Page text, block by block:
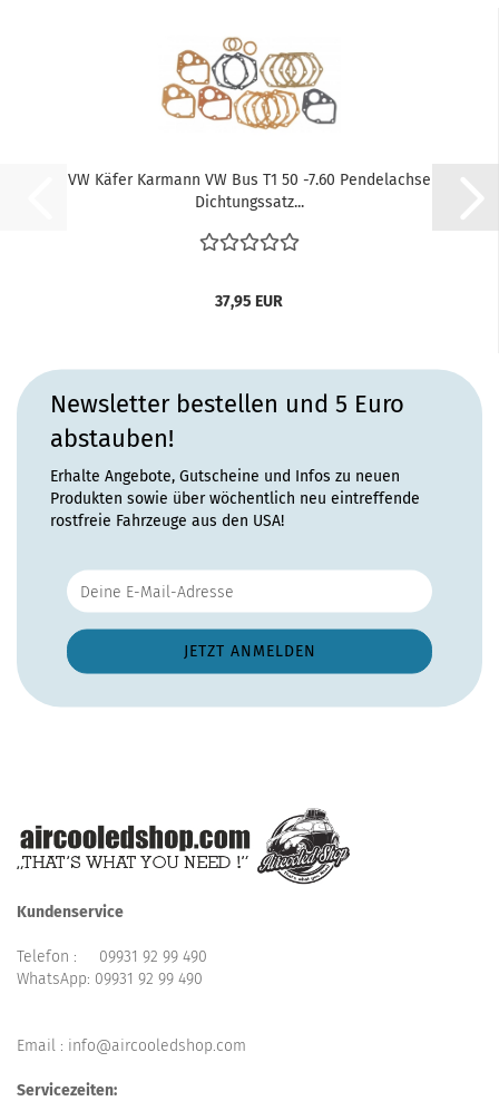
VW Käfer Karmann VW Bus T1 50 -7.60 Pendelachse
Dichtungssatz...
37,95 EUR
Newsletter bestellen und 5 Euro
abstauben!
Erhalte Angebote, Gutscheine und Infos zu neuen
Produkten sowie über wöchentlich neu eintreffende
rostfreie Fahrzeuge aus den USA!
Kundenservice
Telefon : 09931 92 99 490
WhatsApp: 09931 92 99 490
Email : info@aircooledshop.com
Servicezeiten: